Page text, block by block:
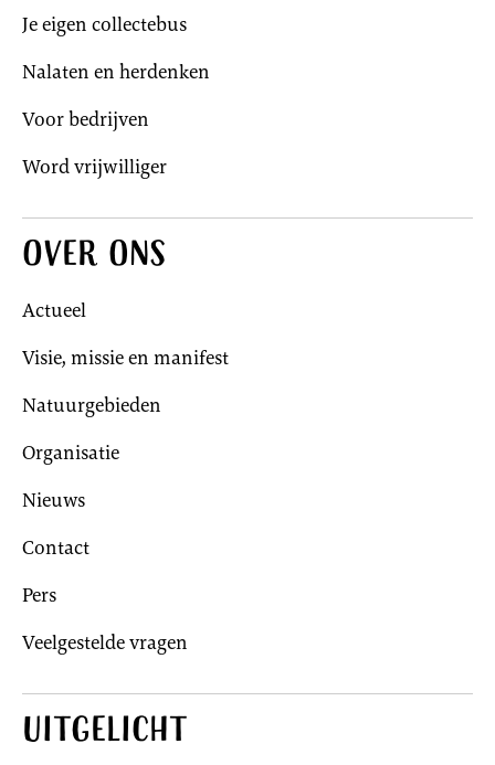
Je eigen collectebus
Nalaten en herdenken
Voor bedrijven
Word vrijwilliger
Over ons
Actueel
Visie, missie en manifest
Natuurgebieden
Organisatie
Nieuws
Contact
Pers
Veelgestelde vragen
Uitgelicht